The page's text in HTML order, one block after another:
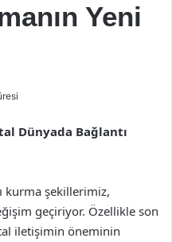
Yeni
Dünyada Bağlantı
kurma şekillerimiz,
geçiriyor. Özellikle son
iletişimin öneminin